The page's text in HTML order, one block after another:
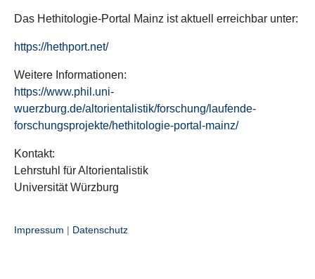
Das Hethitologie-Portal Mainz ist aktuell erreichbar unter:
https://hethport.net/
Weitere Informationen:
https://www.phil.uni-
wuerzburg.de/altorientalistik/forschung/laufende-
forschungsprojekte/hethitologie-portal-mainz/
Kontakt:
Lehrstuhl für Altorientalistik
Universität Würzburg
Impressum | Datenschutz